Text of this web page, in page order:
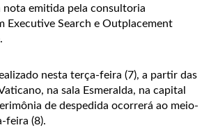
nota emitida pela consultoria
Executive Search e Outplacement
nesta terça-feira (7), a partir das
na sala Esmeralda, na capital
de despedida ocorrerá ao meio-
feira (8).